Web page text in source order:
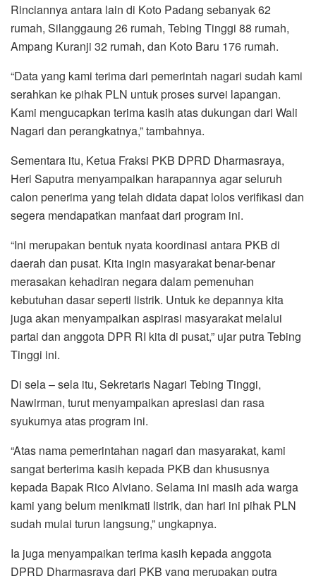
Rinciannya antara lain di Koto Padang sebanyak 62
rumah, Silanggaung 26 rumah, Tebing Tinggi 88 rumah,
Ampang Kuranji 32 rumah, dan Koto Baru 176 rumah.
“Data yang kami terima dari pemerintah nagari sudah kami
serahkan ke pihak PLN untuk proses survei lapangan.
Kami mengucapkan terima kasih atas dukungan dari Wali
Nagari dan perangkatnya,” tambahnya.
Sementara itu, Ketua Fraksi PKB DPRD Dharmasraya,
Heri Saputra menyampaikan harapannya agar seluruh
calon penerima yang telah didata dapat lolos verifikasi dan
segera mendapatkan manfaat dari program ini.
“Ini merupakan bentuk nyata koordinasi antara PKB di
daerah dan pusat. Kita ingin masyarakat benar-benar
merasakan kehadiran negara dalam pemenuhan
kebutuhan dasar seperti listrik. Untuk ke depannya kita
juga akan menyampaikan aspirasi masyarakat melalui
partai dan anggota DPR RI kita di pusat,” ujar putra Tebing
Tinggi ini.
Di sela – sela itu, Sekretaris Nagari Tebing Tinggi,
Nawirman, turut menyampaikan apresiasi dan rasa
syukurnya atas program ini.
“Atas nama pemerintahan nagari dan masyarakat, kami
sangat berterima kasih kepada PKB dan khususnya
kepada Bapak Rico Alviano. Selama ini masih ada warga
kami yang belum menikmati listrik, dan hari ini pihak PLN
sudah mulai turun langsung,” ungkapnya.
Ia juga menyampaikan terima kasih kepada anggota
DPRD Dharmasraya dari PKB yang merupakan putra